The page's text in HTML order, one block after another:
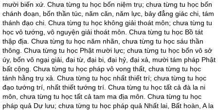
mười biến xứ. Chưa từng tu học bốn niệm trụ; chưa từng tu học bốn
chánh đoạn, bốn thần túc, năm căn, năm lực, bảy đẳng giác chi, tám
thánh đạo chi. Chưa từng tu học không giải thoát môn; chưa từng tu
học vô tướng, vô nguyện giải thoát môn. Chưa từng tu học Bồ tát
thập địa. Chưa từng tu học năm nhãn, chưa từng tu học sáu thần
thông. Chưa từng tu học Phật mười lực; chưa từng tu học bốn vô sở
úy, bốn vô ngại giải, đại từ, đại bi, đại hỷ, đại xả, mười tám pháp Phật
bất cộng. Chưa từng tu học pháp vô vong thất, chưa từng tu học
tánh hằng trụ xả. Chưa từng tu học nhất thiết trí; chưa từng tu học
đạo tướng trí, nhất thiết tướng trí. Chưa từng tu học tất cả đà la ni
môn, chưa từng tu học tất cả tam ma địa môn. Chưa từng tu học
pháp quả Dự lưu; chưa từng tu học pháp quả Nhất lai, Bất hoàn, A la